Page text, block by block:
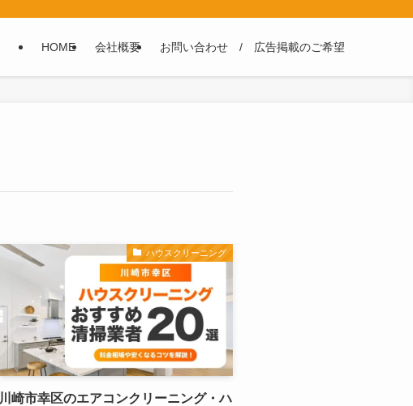
HOME 会社概要 お問い合わせ / 広告掲載のご希望
ハウスクリーニング
川崎市幸区のエアコンクリーニング・ハ